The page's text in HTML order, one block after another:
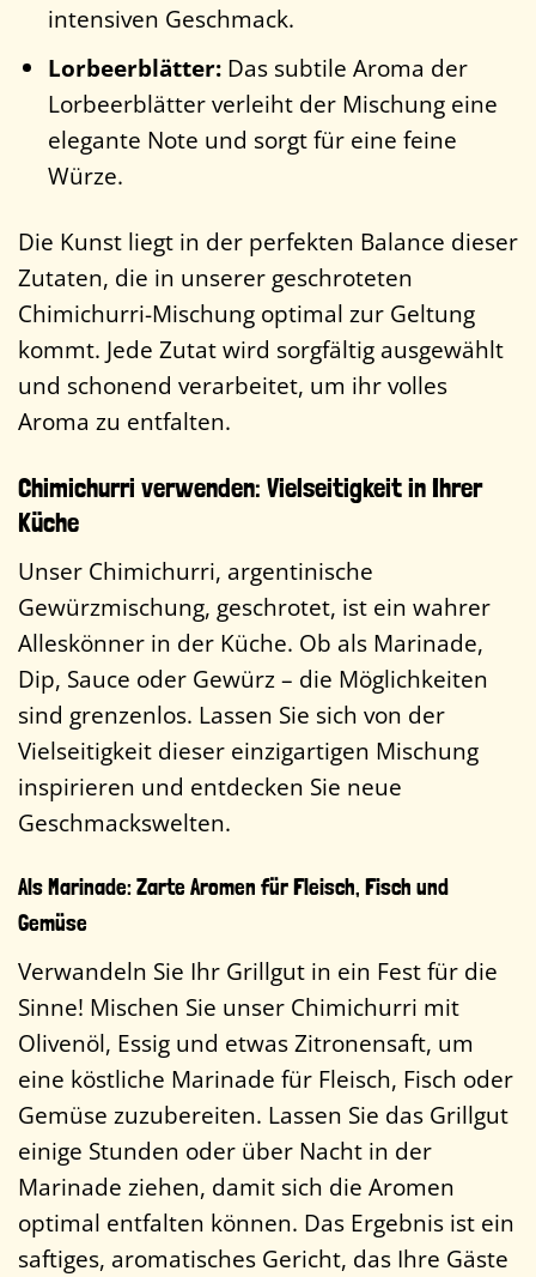
intensiven Geschmack.
Lorbeerblätter:Das subtile Aroma der
Lorbeerblätter verleiht der Mischung eine
elegante Note und sorgt für eine feine
Würze.
Die Kunst liegt in der perfekten Balance dieser
Zutaten, die in unserer geschroteten
Chimichurri-Mischung optimal zur Geltung
kommt. Jede Zutat wird sorgfältig ausgewählt
und schonend verarbeitet, um ihr volles
Aroma zu entfalten.
Chimichurri verwenden: Vielseitigkeit in Ihrer
Küche
Unser Chimichurri, argentinische
Gewürzmischung, geschrotet, ist ein wahrer
Alleskönner in der Küche. Ob als Marinade,
Dip, Sauce oder Gewürz – die Möglichkeiten
sind grenzenlos. Lassen Sie sich von der
Vielseitigkeit dieser einzigartigen Mischung
inspirieren und entdecken Sie neue
Geschmackswelten.
Als Marinade: Zarte Aromen für Fleisch, Fisch und
Gemüse
Verwandeln Sie Ihr Grillgut in ein Fest für die
Sinne! Mischen Sie unser Chimichurri mit
Olivenöl, Essig und etwas Zitronensaft, um
eine köstliche Marinade für Fleisch, Fisch oder
Gemüse zuzubereiten. Lassen Sie das Grillgut
einige Stunden oder über Nacht in der
Marinade ziehen, damit sich die Aromen
optimal entfalten können. Das Ergebnis ist ein
saftiges, aromatisches Gericht, das Ihre Gäste